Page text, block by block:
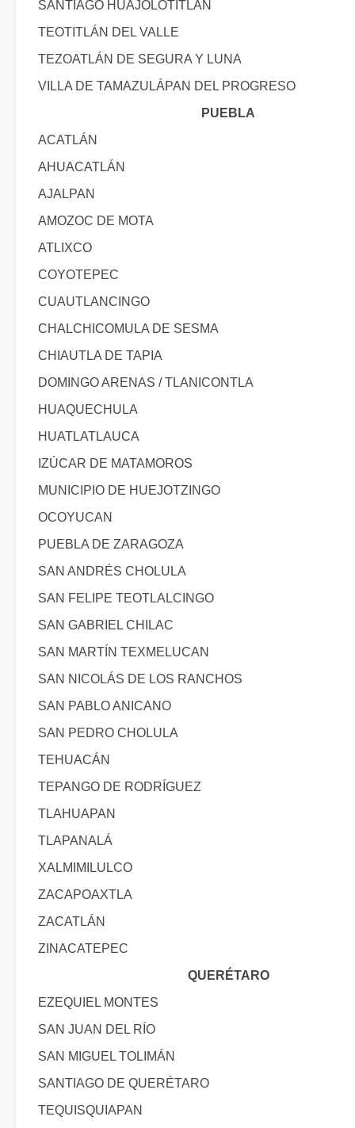
SANTIAGO HUAJOLOTITLÁN
TEOTITLÁN DEL VALLE
TEZOATLÁN DE SEGURA Y LUNA
VILLA DE TAMAZULÁPAN DEL PROGRESO
PUEBLA
ACATLÁN
AHUACATLÁN
AJALPAN
AMOZOC DE MOTA
ATLIXCO
COYOTEPEC
CUAUTLANCINGO
CHALCHICOMULA DE SESMA
CHIAUTLA DE TAPIA
DOMINGO ARENAS / TLANICONTLA
HUAQUECHULA
HUATLATLAUCA
IZÚCAR DE MATAMOROS
MUNICIPIO DE HUEJOTZINGO
OCOYUCAN
PUEBLA DE ZARAGOZA
SAN ANDRÉS CHOLULA
SAN FELIPE TEOTLALCINGO
SAN GABRIEL CHILAC
SAN MARTÍN TEXMELUCAN
SAN NICOLÁS DE LOS RANCHOS
SAN PABLO ANICANO
SAN PEDRO CHOLULA
TEHUACÁN
TEPANGO DE RODRÍGUEZ
TLAHUAPAN
TLAPANALÁ
XALMIMILULCO
ZACAPOAXTLA
ZACATLÁN
ZINACATEPEC
QUERÉTARO
EZEQUIEL MONTES
SAN JUAN DEL RÍO
SAN MIGUEL TOLIMÁN
SANTIAGO DE QUERÉTARO
TEQUISQUIAPAN